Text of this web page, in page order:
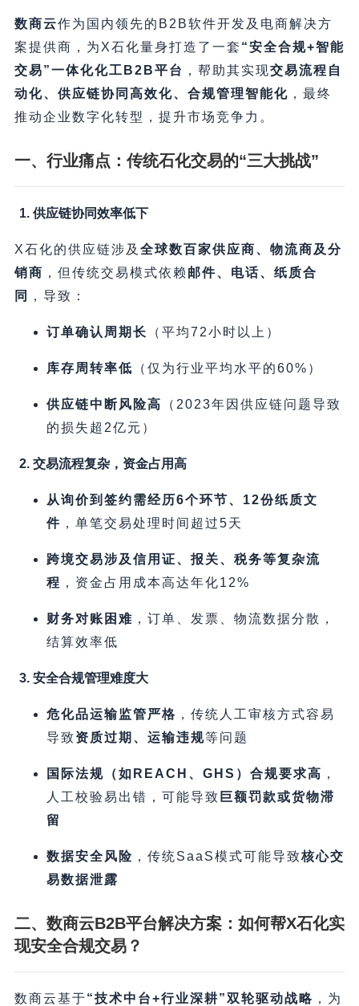
数商云作为国内领先的B2B软件开发及电商解决方
案提供商，为X石化量身打造了一套 ​“安全合规+智能
交易”一体化化工B2B平台 ，帮助其实现交易流程自
动化、供应链协同高效化、合规管理智能化 ，最终
推动企业数字化转型，提升市场竞争力。
一、行业痛点：传统石化交易的“三大挑战”​
1. 供应链协同效率低下
X石化的供应链涉及 全球数百家供应商、物流商及分
销商 ，但传统交易模式依赖 邮件、电话、纸质合
同
，导致：
订单确认周期长 ​（平均72小时以上）
库存周转率低 ​（仅为行业平均水平的60%）
供应链中断风险高
​（2023年因供应链问题导致
的损失超2亿元）
2. 交易流程复杂，资金占用高
从询价到签约需经历6个环节、12份纸质文
件 ，单笔交易处理时间超过5天
跨境交易涉及信用证、报关、税务等复杂流
程 ，资金占用成本高达年化12%
财务对账困难 ，订单、发票、物流数据分散，
结算效率低
3. 安全合规管理难度大
危化品运输监管严格 ，传统人工审核方式容易
导致资质过期、运输违规等问题
国际法规（如REACH、GHS）合规要求高 ，
人工校验易出错，可能导致 巨额罚款或货物滞
留
数据安全风险 ，传统SaaS模式可能导致核心交
易数据泄露
二、数商云B2B平台解决方案：如何帮X石化实
现安全合规交易？​
数商云基于​“技术中台+行业深耕”双轮驱动战略 ，为